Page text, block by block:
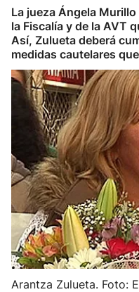
La jueza Ángela
la Fiscalía y de la AVT
Así, Zulueta deberá
medidas cautelares
Arantza Zulueta. Foto: